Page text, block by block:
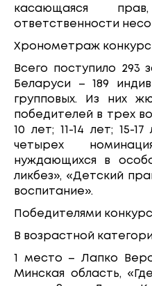
касающаяся
ответственности
Хронометраж
Всего поступило 293
Беларуси – 189
групповых. Из них
победителей в трех
10 лет; 11-14 лет; 15-
четырех
нуждающихся в
ликбез», «Детский
воспитание».
Победителями
В возрастной
1 место – Лапко
Минская область,